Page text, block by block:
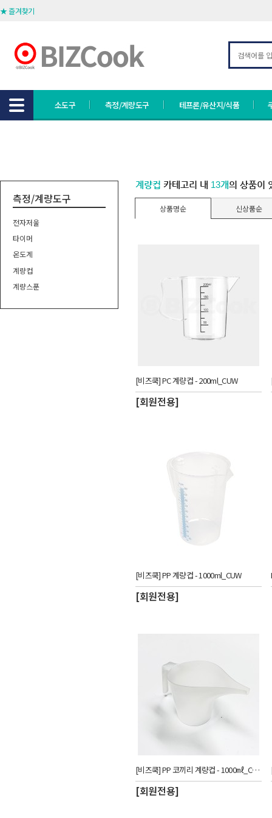
★ 즐겨찾기
소도구 측정/계량도구 테프론/유산지/식품
측정/계량도구
전자저울
타이머
온도계
계량컵
계량스푼
계량컵 카테고리 내 13개의 상품이
상품명순 신상품순
[비즈쿡] PC 계량컵 - 200ml_CUW
[회원전용]
[비즈쿡] PP 계량컵 - 1000ml_CUW
[회원전용]
[비즈쿡] PP 코끼리 계량컵 - 1000㎖_CUW
[회원전용]